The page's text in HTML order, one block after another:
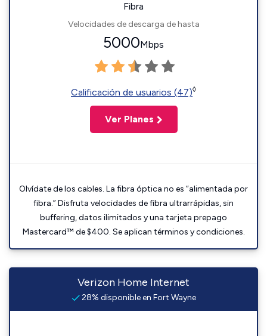
Fibra
Velocidades de descarga de hasta
5000Mbps
Calificación de usuarios (47)◊
Ver Planes
Olvídate de los cables. La fibra óptica no es “alimentada por
fibra.” Disfruta velocidades de fibra ultrarrápidas, sin
buffering, datos ilimitados y una tarjeta prepago
Mastercard™ de $400. Se aplican términos y condiciones.
Verizon Home Internet
28% disponible en Fort Wayne